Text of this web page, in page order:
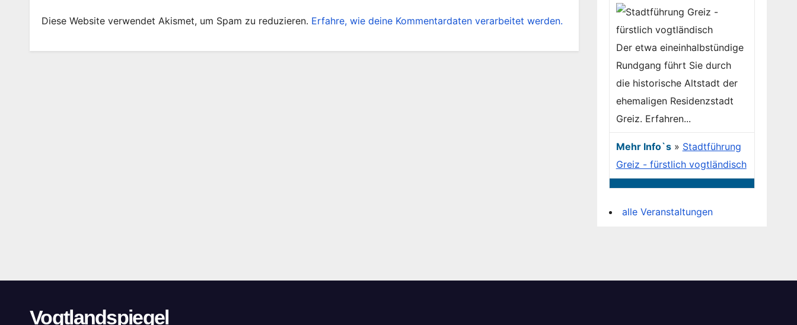
Diese Website verwendet Akismet, um Spam zu reduzieren. Erfahre, wie deine Kommentardaten verarbeitet werden.
Der etwa eineinhalbstündige
Rundgang führt Sie durch
die historische Altstadt der
ehemaligen Residenzstadt
Greiz. Erfahren...
Mehr Info`s» Stadtführung
Greiz - fürstlich vogtländisch
alle Veranstaltungen
Vogtlandspiegel